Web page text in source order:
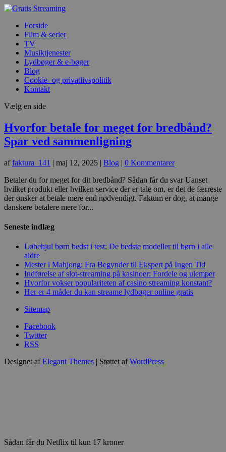
Forside
Film & serier
TV
Musiktjenester
Lydbøger & e-bøger
Blog
Cookie- og privatlivspolitik
Kontakt
Vælg en side
Hvorfor betale for meget for bredbånd?
Spar ved sammenligning
affaktura_141 | maj 12, 2025 | Blog | 0 Kommentarer
Betaler du for meget for dit bredbånd? Sådan får du svar Uanset
hvilket produkt eller hvilken service der er tale om, er det de færreste
der ønsker at betale mere end nødvendigt. Faktum er dog, at mange
danskere betalere mere for...
Seneste indlæg
Løbehjul børn bedst i test: De bedste modeller til børn i alle
aldre
Mester i Mahjong: Fra Begynder til Ekspert på Ingen Tid
Indførelse af slot-streaming på kasinoer: Fordele og ulemper
Hvorfor vokser populariteten af casino streaming konstant?
Her er 4 måder du kan streame lydbøger online gratis
Sitemap
Facebook
Twitter
RSS
Designet afElegant Themes | Støttet afWordPress
Sådan får du Netflix til kun 17 kroner